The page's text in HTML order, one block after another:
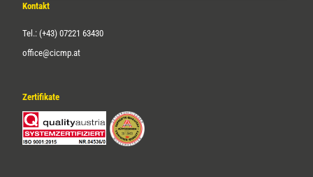
Kontakt
Tel.: (+43) 07221 63430
office@cicmp.at
Zertifikate